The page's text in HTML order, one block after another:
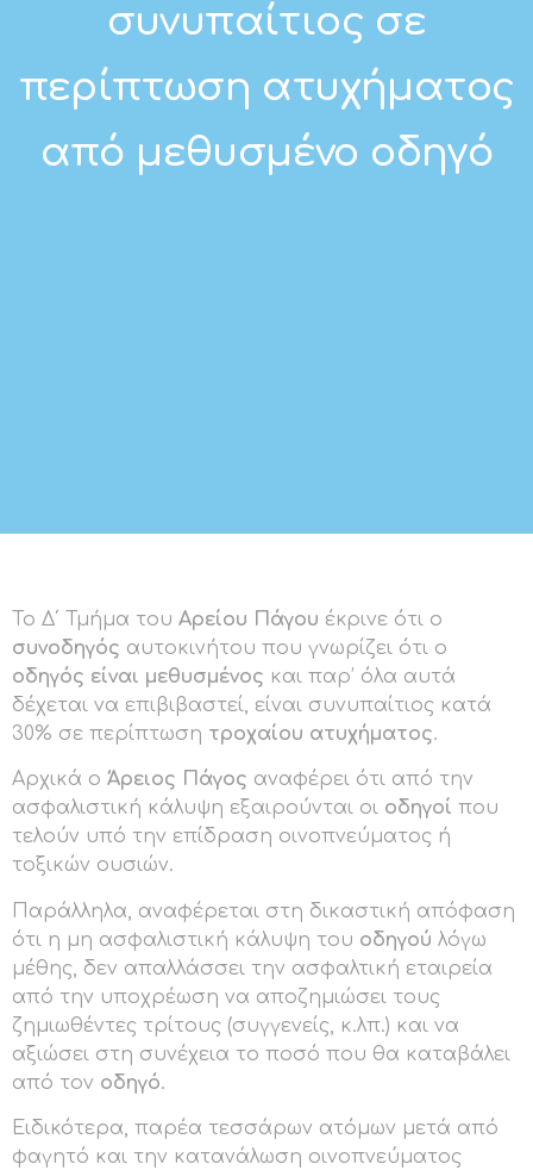
συνυπαίτιος σε
περίπτωση ατυχήματος
από μεθυσμένο οδηγό
Το Δ΄ Τμήμα του Αρείου Πάγου έκρινε ότι ο
συνοδηγός αυτοκινήτου που γνωρίζει ότι ο
οδηγός είναι μεθυσμένος και παρ’ όλα αυτά
δέχεται να επιβιβαστεί, είναι συνυπαίτιος κατά
30% σε περίπτωση τροχαίου ατυχήματος.
Αρχικά ο Άρειος Πάγος αναφέρει ότι από την
ασφαλιστική κάλυψη εξαιρούνται οι οδηγοί που
τελούν υπό την επίδραση οινοπνεύματος ή
τοξικών ουσιών.
Παράλληλα, αναφέρεται στη δικαστική απόφαση
ότι η μη ασφαλιστική κάλυψη του οδηγού λόγω
μέθης, δεν απαλλάσσει την ασφαλτική εταιρεία
από την υποχρέωση να αποζημιώσει τους
ζημιωθέντες τρίτους (συγγενείς, κ.λπ.) και να
αξιώσει στη συνέχεια το ποσό που θα καταβάλει
από τον οδηγό.
Ειδικότερα, παρέα τεσσάρων ατόμων μετά από
φαγητό και την κατανάλωση οινοπνεύματος